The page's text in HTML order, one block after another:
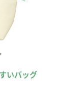
いバッグ